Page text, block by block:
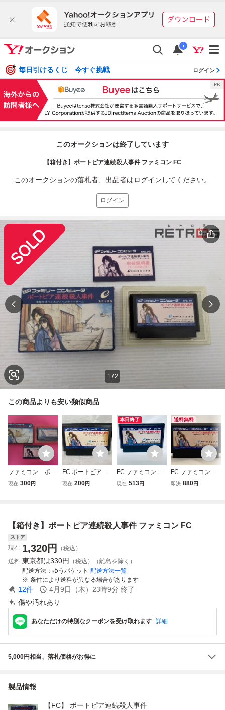
i
毎日引けるくじ 今すぐ挑戦 ログイン
このオークションは終了しています
【箱付き】ポートピア連続殺人事件 ファミコン FC
このオークションの落札者、出品者はログインしてください。
ログイン
1 /2
この商品よりも安い類似商品
ファミコン ポー
トピア連続殺人事
現在 300円
FC ポートピア連
続殺人事件 ファミ
現在 200円
本日終了
FC ファミコンソ
フト ポートピア連
現在 513円
送料無料
FC ファミコン ポ
ートピア連続殺人
即決 880円
【箱付き】ポートピア連続殺人事件 ファミコン FC
ストア
現在 1,320円
（税込）
送料 東京都は330円
（税込）（離島を除く）
配送方法
ゆうパケット 配送方法一覧
条件により送料が異なる場合があります
12件 4月9日（木）23時9分 終了
傷や汚れあり
あなただけの特別なクーポンを受け取れます 詳細
5,000円相当、落札価格がお得に
製品情報
【FC】 ポートピア連続殺人事件